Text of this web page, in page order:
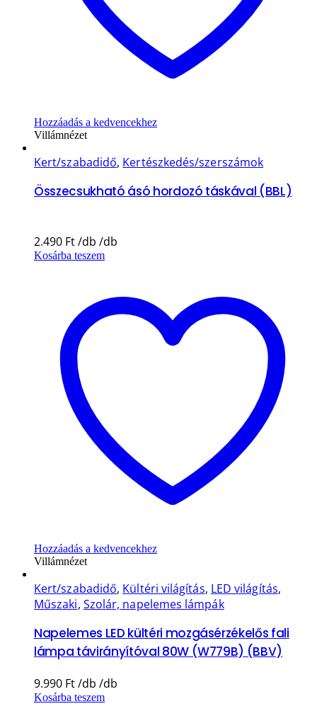
Hozzáadás a kedvencekhez
Villámnézet
Kert/szabadidő, Kertészkedés/szerszámok
Összecsukható ásó hordozó táskával (BBL)
2.490 Ft
Kosárba teszem
Hozzáadás a kedvencekhez
Villámnézet
Kert/szabadidő, Kültéri világítás, LED világítás,
Műszaki, Szolár, napelemes lámpák
Napelemes LED kültéri mozgásérzékelős fali
lámpa távirányítóval 80W (W779B) (BBV)
9.990 Ft
Kosárba teszem